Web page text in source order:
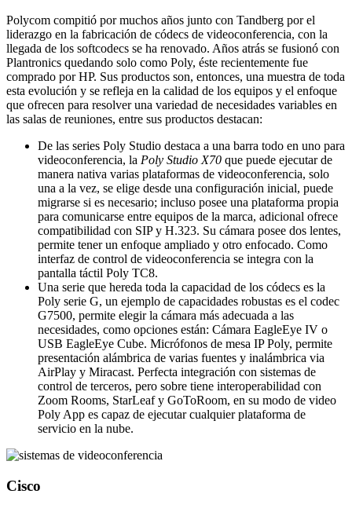
Polycom compitió por muchos años junto con Tandberg por el
liderazgo en la fabricación de códecs de videoconferencia, con la
llegada de los softcodecs se ha renovado. Años atrás se fusionó con
Plantronics quedando solo como Poly, éste recientemente fue
comprado por HP. Sus productos son, entonces, una muestra de toda
esta evolución y se refleja en la calidad de los equipos y el enfoque
que ofrecen para resolver una variedad de necesidades variables en
las salas de reuniones, entre sus productos destacan:
De las series Poly Studio destaca a una barra todo en uno para
videoconferencia, la Poly Studio X70 que puede ejecutar de
manera nativa varias plataformas de videoconferencia, solo
una a la vez, se elige desde una configuración inicial, puede
migrarse si es necesario; incluso posee una plataforma propia
para comunicarse entre equipos de la marca, adicional ofrece
compatibilidad con SIP y H.323. Su cámara posee dos lentes,
permite tener un enfoque ampliado y otro enfocado. Como
interfaz de control de videoconferencia se integra con la
pantalla táctil Poly TC8.
Una serie que hereda toda la capacidad de los códecs es la
Poly serie G, un ejemplo de capacidades robustas es el codec
G7500, permite elegir la cámara más adecuada a las
necesidades, como opciones están: Cámara EagleEye IV o
USB EagleEye Cube. Micrófonos de mesa IP Poly, permite
presentación alámbrica de varias fuentes y inalámbrica via
AirPlay y Miracast. Perfecta integración con sistemas de
control de terceros, pero sobre tiene interoperabilidad con
Zoom Rooms, StarLeaf y GoToRoom, en su modo de video
Poly App es capaz de ejecutar cualquier plataforma de
servicio en la nube.
Cisco